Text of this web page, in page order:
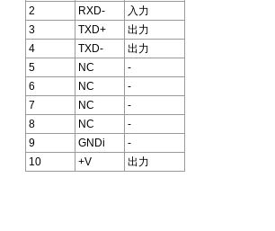
2
RXD-
入力
3
TXD+
出力
4
TXD-
出力
5
NC
-
6
NC
-
7
NC
-
8
NC
-
9
GNDi
-
10
+V 出力